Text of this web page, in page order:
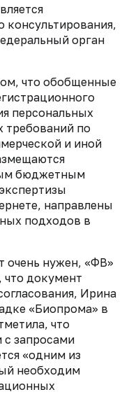
консультирования,
орган
что обобщенные
персональных
требований по
и иной
бюджетным
направлены
подходов в
очень нужен, «ФВ»
что документ
Ирина
«Биопрома» в
что
с запросами
«одним из
необходим